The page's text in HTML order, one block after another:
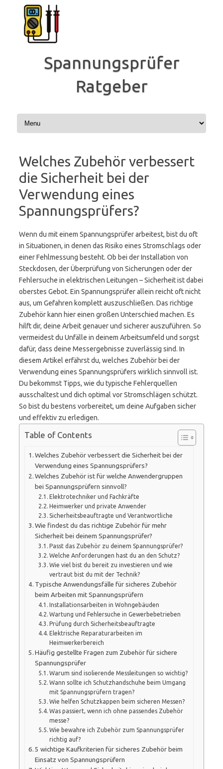
Inhalt
springen
Spannungsprüfer
Ratgeber
Welches Zubehör verbessert
die Sicherheit bei der
Verwendung eines
Spannungsprüfers?
Wenn du mit einem Spannungsprüfer arbeitest, bist du oft
in Situationen, in denen das Risiko eines Stromschlags oder
einer Fehlmessung besteht. Ob bei der Installation von
Steckdosen, der Überprüfung von Sicherungen oder der
Fehlersuche in elektrischen Leitungen – Sicherheit ist dabei
oberstes Gebot. Ein Spannungsprüfer allein reicht oft nicht
aus, um Gefahren komplett auszuschließen. Das richtige
Zubehör kann hier einen großen Unterschied machen. Es
hilft dir, deine Arbeit genauer und sicherer auszuführen. So
vermeidest du Unfälle in deinem Arbeitsumfeld und sorgst
dafür, dass deine Messergebnisse zuverlässig sind. In
diesem Artikel erfährst du, welches Zubehör bei der
Verwendung eines Spannungsprüfers wirklich sinnvoll ist.
Du bekommst Tipps, wie du typische Fehlerquellen
ausschaltest und dich optimal vor Stromschlägen schützt.
So bist du bestens vorbereitet, um deine Aufgaben sicher
und effektiv zu erledigen.
Table of Contents
Welches Zubehör verbessert die Sicherheit bei der
Verwendung eines Spannungsprüfers?
Welches Zubehör ist für welche Anwendergruppen
bei Spannungsprüfern sinnvoll?
Elektrotechniker und Fachkräfte
Heimwerker und private Anwender
Sicherheitsbeauftragte und Verantwortliche
Wie findest du das richtige Zubehör für mehr
Sicherheit bei deinem Spannungsprüfer?
Passt das Zubehör zu deinem Spannungsprüfer?
Welche Anforderungen hast du an den Schutz?
Wie viel bist du bereit zu investieren und wie
vertraut bist du mit der Technik?
Typische Anwendungsfälle für sicheres Zubehör
beim Arbeiten mit Spannungsprüfern
Installationsarbeiten in Wohngebäuden
Wartung und Fehlersuche in Gewerbebetrieben
Prüfung durch Sicherheitsbeauftragte
Elektrische Reparaturarbeiten im
Heimwerkerbereich
Häufig gestellte Fragen zum Zubehör für sichere
Spannungsprüfer
Warum sind isolierende Messleitungen so wichtig?
Wann sollte ich Schutzhandschuhe beim Umgang
mit Spannungsprüfern tragen?
Wie helfen Schutzkappen beim sicheren Messen?
Was passiert, wenn ich ohne passendes Zubehör
messe?
Wie bewahre ich Zubehör zum Spannungsprüfer
richtig auf?
5 wichtige Kaufkriterien für sicheres Zubehör beim
Einsatz von Spannungsprüfern